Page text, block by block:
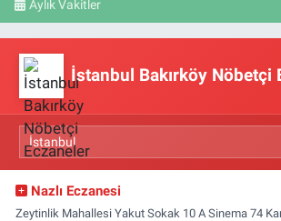
Aylık Vakitler
İstanbul Bakırköy Nöbetçi
Nazlı Eczanesi
Zeytinlik Mahallesi Yakut Sokak 10 A Sinema 74